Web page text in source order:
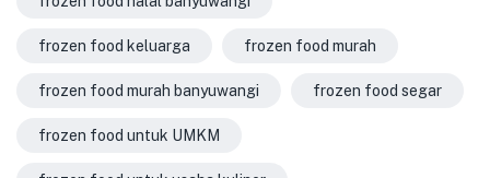
frozen food keluarga frozen food murah
frozen food murah banyuwangi frozen food segar
frozen food untuk UMKM